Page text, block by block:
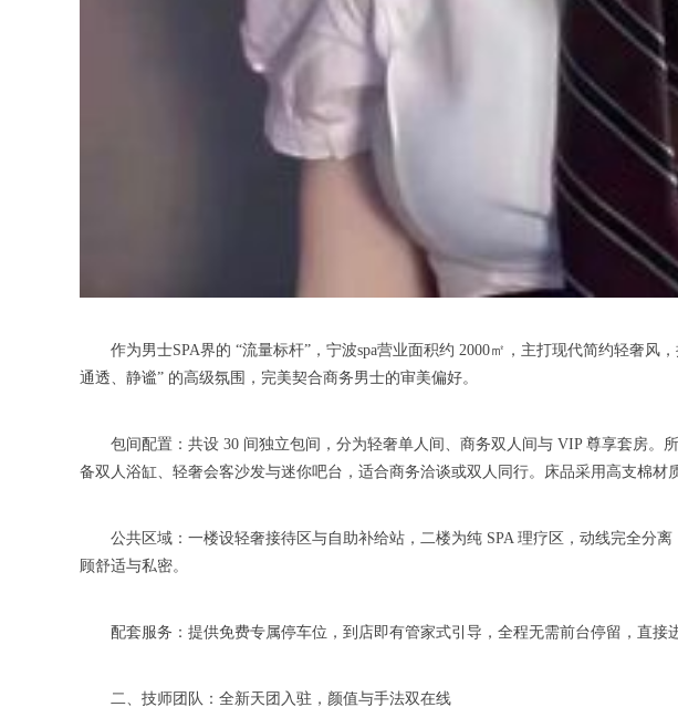
作为男士SPA界的 “流量标杆”，宁波spa营业面积约 2000㎡，主打现代简约轻奢风
通透、静谧” 的高级氛围，完美契合商务男士的审美偏好。
包间配置：共设 30 间独立包间，分为轻奢单人间、商务双人间与 VIP 尊享套房。
备双人浴缸、轻奢会客沙发与迷你吧台，适合商务洽谈或双人同行。床品采用高支棉材
公共区域：一楼设轻奢接待区与自助补给站，二楼为纯 SPA 理疗区，动线完全分
顾舒适与私密。
配套服务：提供免费专属停车位，到店即有管家式引导，全程无需前台停留，直接
二、技师团队：全新天团入驻，颜值与手法双在线